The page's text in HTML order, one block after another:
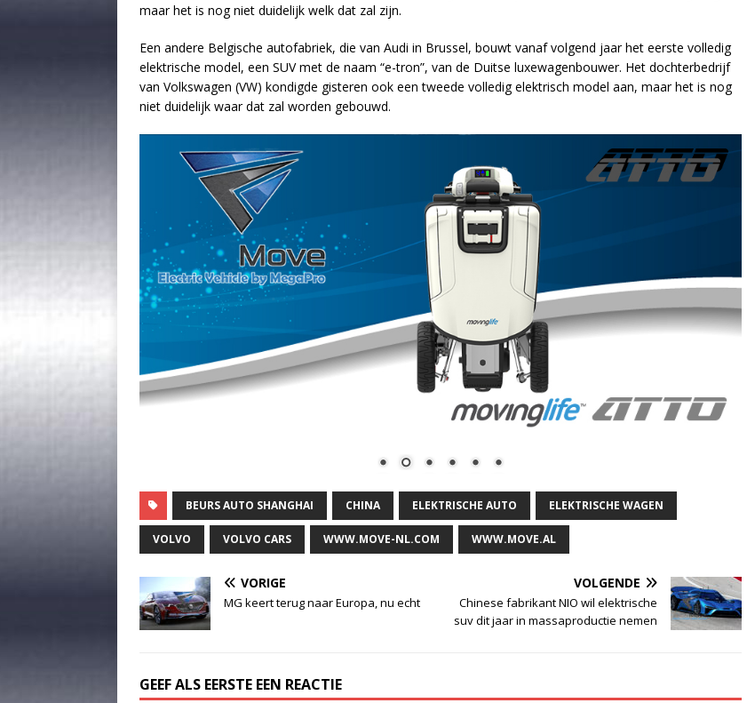
maar het is nog niet duidelijk welk dat zal zijn.
Een andere Belgische autofabriek, die van Audi in Brussel, bouwt vanaf volgend jaar het eerste volledig
elektrische model, een SUV met de naam “e-tron”, van de Duitse luxewagenbouwer. Het dochterbedrijf
van Volkswagen (VW) kondigde gisteren ook een tweede volledig elektrisch model aan, maar het is nog
niet duidelijk waar dat zal worden gebouwd.
BEURS AUTO SHANGHAI CHINA ELEKTRISCHE AUTO ELEKTRISCHE WAGEN
VOLVO VOLVO CARS WWW.MOVE-NL.COM WWW.MOVE.AL
VORIGE
MG keert terug naar Europa, nu echt
VOLGENDE
Chinese fabrikant NIO wil elektrische
suv dit jaar in massaproductie nemen
GEEF ALS EERSTE EEN REACTIE